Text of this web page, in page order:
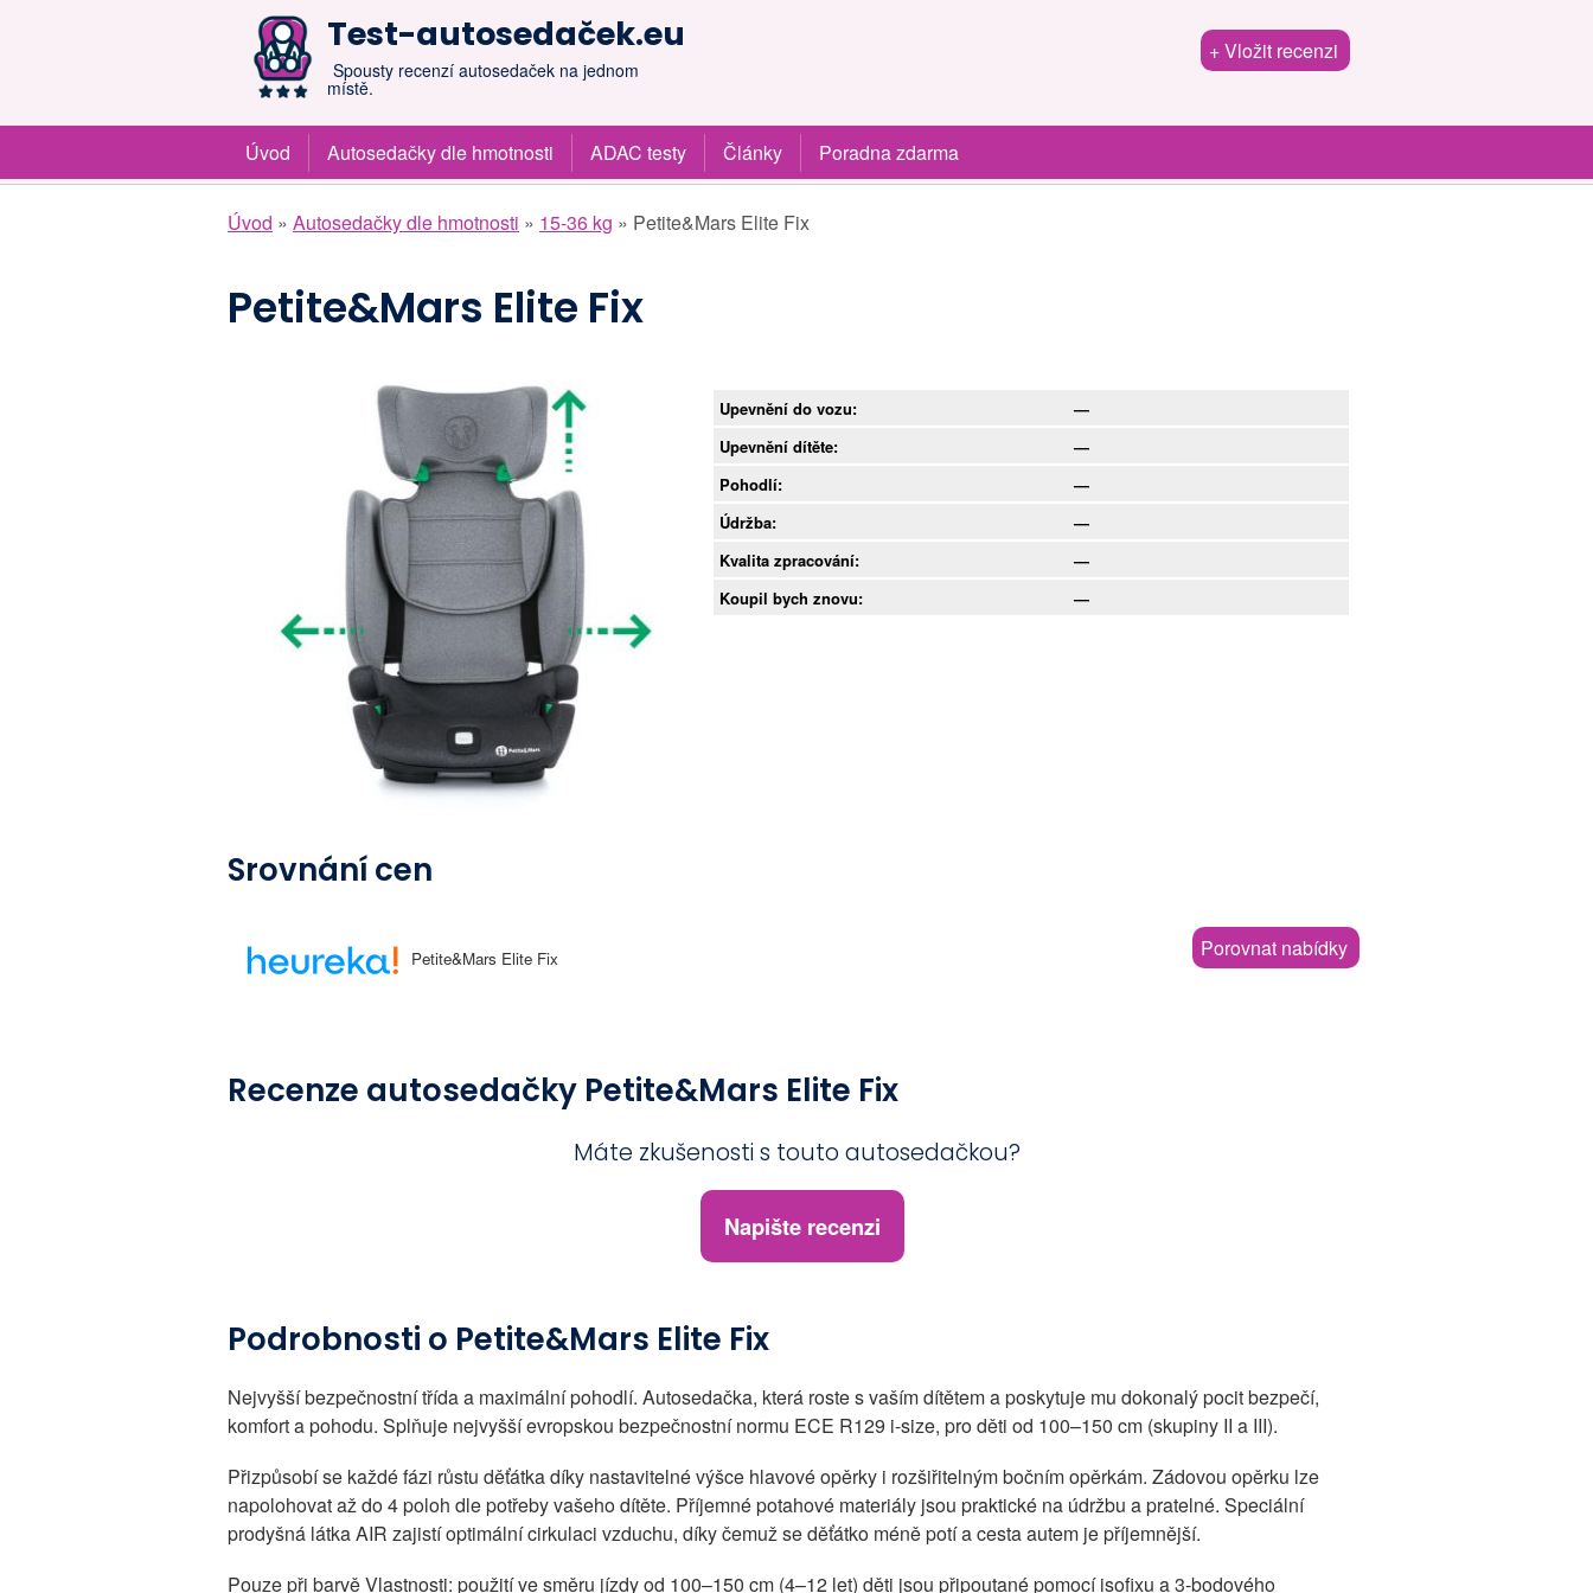
Test-autosedaček.eu
Spousty recenzí autosedaček na jednom
místě.
+ Vložit recenzi
Úvod Autosedačky dle hmotnosti ADAC testy Články Poradna zdarma
Úvod » Autosedačky dle hmotnosti » 15-36 kg » Petite&Mars Elite Fix
Petite&Mars Elite Fix
Upevnění do vozu:
—
Upevnění dítěte:
—
Pohodlí:
—
Údržba:
—
Kvalita zpracování:
—
Koupil bych znovu:
—
Srovnání cen
Petite&Mars Elite Fix Porovnat nabídky
Recenze autosedačky Petite&Mars Elite Fix
Máte zkušenosti s touto autosedačkou?
Napište recenzi
Podrobnosti o Petite&Mars Elite Fix
Nejvyšší bezpečnostní třída a maximální pohodlí. Autosedačka, která roste s vaším dítětem a poskytuje mu dokonalý pocit bezpečí,
komfort a pohodu. Splňuje nejvyšší evropskou bezpečnostní normu ECE R129 i-size, pro děti od 100–150 cm (skupiny II a III).
Přizpůsobí se každé fázi růstu děťátka díky nastavitelné výšce hlavové opěrky i rozšiřitelným bočním opěrkám. Zádovou opěrku lze
napolohovat až do 4 poloh dle potřeby vašeho dítěte. Příjemné potahové materiály jsou praktické na údržbu a pratelné. Speciální
prodyšná látka AIR zajistí optimální cirkulaci vzduchu, díky čemuž se děťátko méně potí a cesta autem je příjemnější.
Pouze při barvě Vlastnosti: použití ve směru jízdy od 100–150 cm (4–12 let) děti jsou připoutané pomocí isofixu a 3-bodového